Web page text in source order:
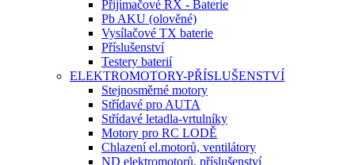
Přijímačové RX - Baterie
Pb AKU (olověné)
Vysílačové TX baterie
Příslušenství
Testery baterií
ELEKTROMOTORY-PŘÍSLUŠENSTVÍ
Stejnosměrné motory
Střídavé pro AUTA
Střídavé letadla-vrtulníky
Motory pro RC LODĚ
Chlazení el.motorů, ventilátory
ND elektromotorů, příslušenství